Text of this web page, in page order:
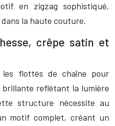
en zigzag sophistiqué,
la haute couture.
crêpe satin et
les flottés de chaîne pour
reflétant la lumière
structure nécessite au
motif complet, créant un